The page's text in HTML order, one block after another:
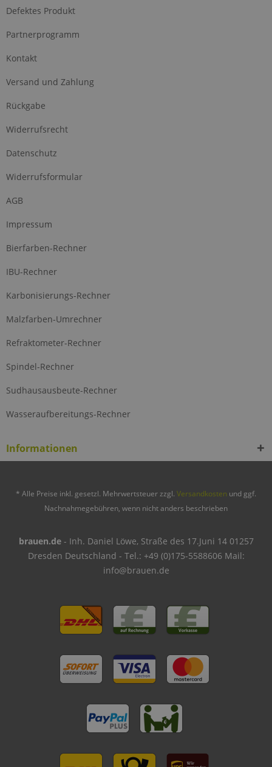
Defektes Produkt
Partnerprogramm
Kontakt
Versand und Zahlung
Rückgabe
Widerrufsrecht
Datenschutz
Widerrufsformular
AGB
Impressum
Bierfarben-Rechner
IBU-Rechner
Karbonisierungs-Rechner
Malzfarben-Umrechner
Refraktometer-Rechner
Spindel-Rechner
Sudhausausbeute-Rechner
Wasseraufbereitungs-Rechner
Informationen
* Alle Preise inkl. gesetzl. Mehrwertsteuer zzgl. Versandkosten und ggf.
Nachnahmegebühren, wenn nicht anders beschrieben
brauen.de- Inh. Daniel Löwe, Straße des 17.Juni 14 01257
Dresden Deutschland - Tel.: +49 (0)175-5588606 Mail:
info@brauen.de